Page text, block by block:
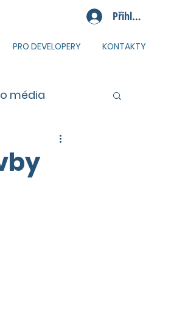
PRO DEVELOPERY KONTAKTY
Přihlásit se
média